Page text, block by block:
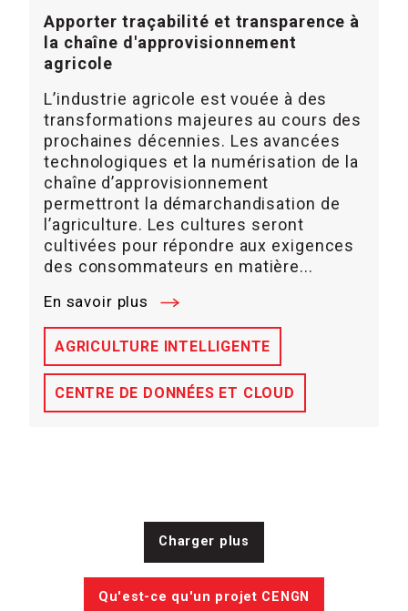
Apporter traçabilité et transparence à
la chaîne d'approvisionnement
agricole
L’industrie agricole est vouée à des
transformations majeures au cours des
prochaines décennies. Les avancées
technologiques et la numérisation de la
chaîne d’approvisionnement
permettront la démarchandisation de
l’agriculture. Les cultures seront
cultivées pour répondre aux exigences
des consommateurs en matière...
En savoir plus
AGRICULTURE INTELLIGENTE
CENTRE DE DONNÉES ET CLOUD
Charger plus
Qu'est-ce qu'un projet CENGN